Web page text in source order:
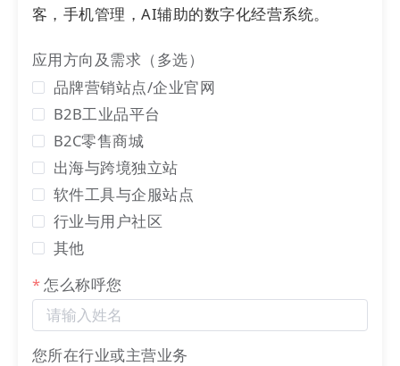
简单来说，如果把GEO和SEO比作是
企业做SEO优化就像是
广告牌”，企业费劲巴拉地把品牌信
息放到搜索结果前排，等着路人主
动看见、走进来，能不能留住看菜
品和运气，就像广告牌吸引来的
人，可能逛一圈又走了。
企业做GEO优化就像是
“附近吃啥”，GEO让
餐厅，还把特色菜、口碑当答案说
出来相当于AI拉着用户往自家餐厅
带，用户不需要自己找，接受度
客，手机管理，AI辅助的数字化经营系统。
应用方向及需求（多选）
品牌营销站点/企业官网
B2B工业品平台
B2C零售商城
出海与跨境独立站
软件工具与企服站点
行业与用户社区
其他
怎么称呼您
您所在行业或主营业务